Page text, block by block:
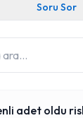
Soru Sor
adet oldu